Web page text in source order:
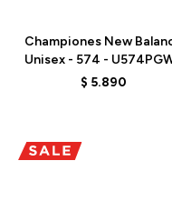
Championes New
Unisex - 574 -
MUSTARD
$ 5.890